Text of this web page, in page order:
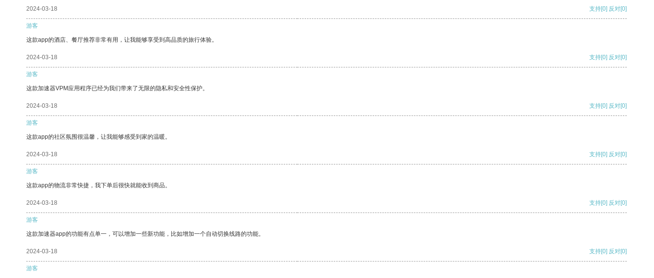
2024-03-18 支持[0] 反对[0]
游客
这款app的酒店、餐厅推荐非常有用，让我能够享受到高品质的旅行体验。
2024-03-18 支持[0] 反对[0]
游客
这款加速器VPM应用程序已经为我们带来了无限的隐私和安全性保护。
2024-03-18 支持[0] 反对[0]
游客
这款app的社区氛围很温馨，让我能够感受到家的温暖。
2024-03-18 支持[0] 反对[0]
游客
这款app的物流非常快捷，我下单后很快就能收到商品。
2024-03-18 支持[0] 反对[0]
游客
这款加速器app的功能有点单一，可以增加一些新功能，比如增加一个自动切换线路的功能。
2024-03-18 支持[0] 反对[0]
游客